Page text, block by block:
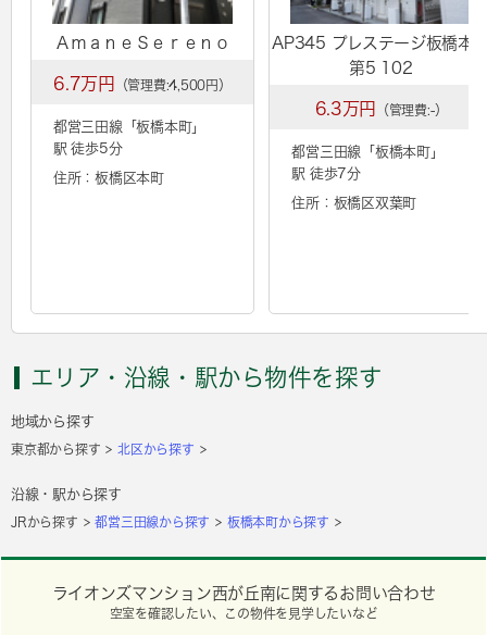
ＡｍａｎｅＳｅｒｅｎｏ
6.7万円 （管理費:4,500円）
都営三田線「板橋本町」
駅 徒歩5分
住所：板橋区本町
AP345 プレステージ板橋本
第5 102
6.3万円 （管理費:-）
都営三田線「 板橋本町」
駅 徒歩7分
住所：板橋区双葉町
エリア・沿線・駅から物件を探す
地域から探す
東京都から探す 北区から探す
沿線・駅から探す
JRから探す 都営三田線から探す 板橋本町から探す
ライオンズマンション西が丘南に関するお問い合わせ
空室を確認したい、この物件を見学したいなど